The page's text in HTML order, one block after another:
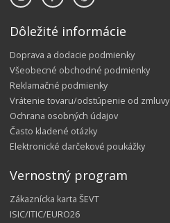
Dôležité informácie
Doprava a dodacie podmienky
Všeobecné obchodné podmienky
Reklamačné podmienky
Vrátenie tovaru/odstúpenie od zmluvy
Ochrana osobných údajov
Často kladené otázky
Elektronické darčekové poukážky
Vernostný program
Zákaznícka karta ŠEVT
ISIC/ITIC/EURO26